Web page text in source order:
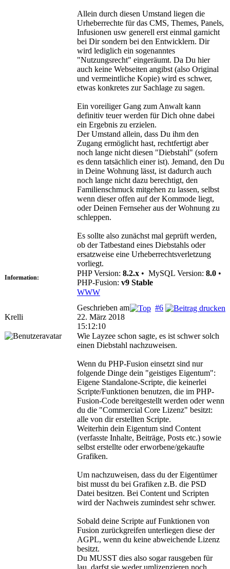
Allein durch diesen Umstand liegen die
Urheberrechte für das CMS, Themes, Panels,
Infusionen usw generell erst einmal garnicht
bei Dir sondern bei den Entwicklern. Dir
wird lediglich ein sogenanntes
"Nutzungsrecht" eingeräumt. Da Du hier
auch keine Webseiten angibst (also Original
und vermeintliche Kopie) wird es schwer,
etwas konkretes zur Sachlage zu sagen.
Ein voreiliger Gang zum Anwalt kann
definitiv teuer werden für Dich ohne dabei
ein Ergebnis zu erzielen.
Der Umstand allein, dass Du ihm den
Zugang ermöglicht hast, rechtfertigt aber
noch lange nicht diesen "Diebstahl" (sofern
es denn tatsächlich einer ist). Jemand, den Du
in Deine Wohnung lässt, ist dadurch auch
noch lange nicht dazu berechtigt, den
Familienschmuck mitgehen zu lassen, selbst
wenn dieser offen auf der Kommode liegt,
oder Deinen Fernseher aus der Wohnung zu
schleppen.
Es sollte also zunächst mal geprüft werden,
ob der Tatbestand eines Diebstahls oder
ersatzweise eine Urheberrechtsverletzung
vorliegt.
Information: PHP Version: 8.2.x • MySQL Version: 8.0 •
PHP-Fusion: v9 Stable
WWW
Krelli
#6
Geschrieben am
22. März 2018
15:12:10
Wie Layzee schon sagte, es ist schwer solch
einen Diebstahl nachzuweisen.
Wenn du PHP-Fusion einsetzt sind nur
folgende Dinge dein "geistiges Eigentum":
Eigene Standalone-Scripte, die keinerlei
Scripte/Funktionen benutzen, die im PHP-
Fusion-Code bereitgestellt werden oder wenn
du die "Commercial Core Lizenz" besitzt:
alle von dir erstellten Scripte.
Weiterhin dein Eigentum sind Content
(verfasste Inhalte, Beiträge, Posts etc.) sowie
selbst erstellte oder erworbene/gekaufte
Grafiken.
Um nachzuweisen, dass du der Eigentümer
bist musst du bei Grafiken z.B. die PSD
Datei besitzen. Bei Content und Scripten
wird der Nachweis zumindest sehr schwer.
Sobald deine Scripte auf Funktionen von
Fusion zurückgreifen unterliegen diese der
AGPL, wenn du keine abweichende Lizenz
besitzt.
Du MUSST dies also sogar rausgeben für
lau, darfst sie weder umlizenzieren noch